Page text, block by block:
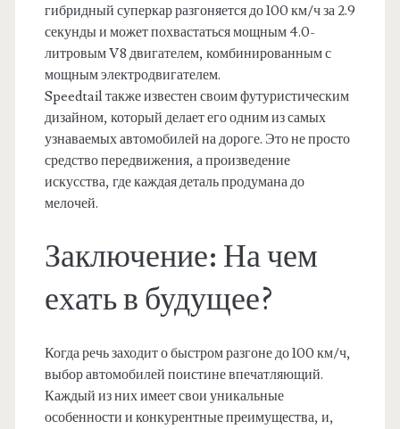
гибридный суперкар разгоняется до 100 км/ч за 2.9
секунды и может похвастаться мощным 4.0-
литровым V8 двигателем, комбинированным с
мощным электродвигателем.
Speedtail также известен своим футуристическим
дизайном, который делает его одним из самых
узнаваемых автомобилей на дороге. Это не просто
средство передвижения, а произведение
искусства, где каждая деталь продумана до
мелочей.
Заключение: На чем
ехать в будущее?
Когда речь заходит о быстром разгоне до 100 км/ч,
выбор автомобилей поистине впечатляющий.
Каждый из них имеет свои уникальные
особенности и конкурентные преимущества, и,